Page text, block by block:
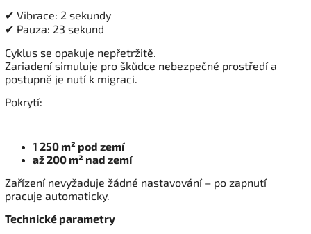
✔ Vibrace: 2 sekundy
✔ Pauza: 23 sekund
Cyklus se opakuje nepřetržitě.
Zariadení simuluje pro škůdce nebezpečné prostředí a
postupně je nutí k migraci.
Pokrytí:
1 250 m² pod zemí
až 200 m² nad zemí
Zařízení nevyžaduje žádné nastavování – po zapnutí
pracuje automaticky.
Technické parametry